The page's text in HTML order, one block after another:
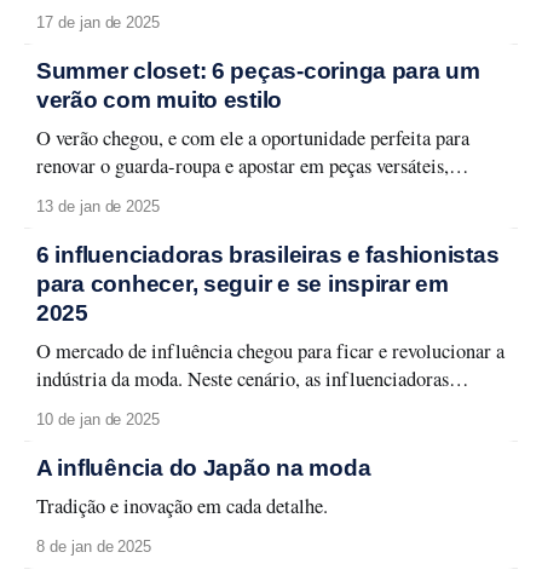
17 de jan de 2025
Summer closet: 6 peças-coringa para um
verão com muito estilo
O verão chegou, e com ele a oportunidade perfeita para
renovar o guarda-roupa e apostar em peças versáteis,
confortáveis e, claro, cheias de estilo. Se você ainda está em
dúvida sobre quais são os itens essenciais para curtir a
estação mais quente do ano com sofisticação, o time Linda
13 de jan de 2025
6 influenciadoras brasileiras e fashionistas
para conhecer, seguir e se inspirar em
2025
O mercado de influência chegou para ficar e revolucionar a
indústria da moda. Neste cenário, as influenciadoras
despontam como tradutoras fashion, levando o melhor das
passarelas para o street style e inspirando seus seguidores
com looks desejáveis. Estilosas, cheias de personalidade e
10 de jan de 2025
A influência do Japão na moda
Tradição e inovação em cada detalhe.
8 de jan de 2025